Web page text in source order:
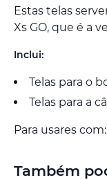
Estas telas
Xs GO, que é a
Inclui:
Telas para o
Telas para a
Para usares com:
Também